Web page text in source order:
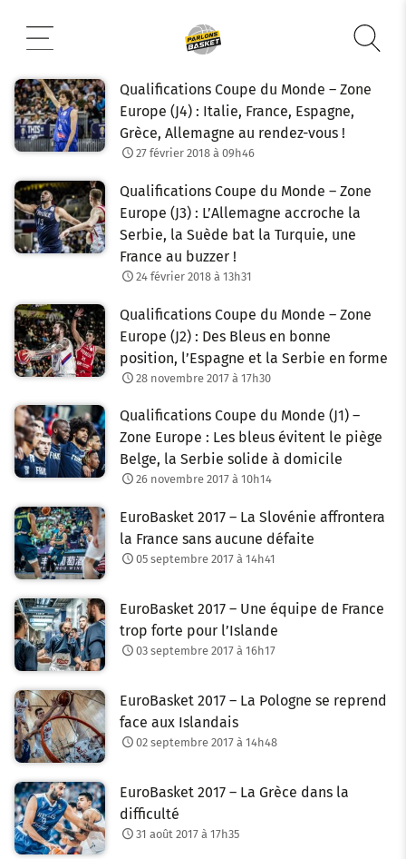
contenu
Qualifications Coupe du Monde – Zone
Europe (J4) : Italie, France, Espagne,
Grèce, Allemagne au rendez-vous !
27 février 2018 à 09h46
Qualifications Coupe du Monde – Zone
Europe (J3) : L’Allemagne accroche la
Serbie, la Suède bat la Turquie, une
France au buzzer !
24 février 2018 à 13h31
Qualifications Coupe du Monde – Zone
Europe (J2) : Des Bleus en bonne
position, l’Espagne et la Serbie en forme
28 novembre 2017 à 17h30
Qualifications Coupe du Monde (J1) –
Zone Europe : Les bleus évitent le piège
Belge, la Serbie solide à domicile
26 novembre 2017 à 10h14
EuroBasket 2017 – La Slovénie affrontera
la France sans aucune défaite
05 septembre 2017 à 14h41
EuroBasket 2017 – Une équipe de France
trop forte pour l’Islande
03 septembre 2017 à 16h17
EuroBasket 2017 – La Pologne se reprend
face aux Islandais
02 septembre 2017 à 14h48
EuroBasket 2017 – La Grèce dans la
difficulté
31 août 2017 à 17h35